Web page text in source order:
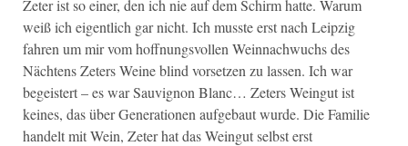
Zeter ist so einer, den ich nie auf dem Schirm hatte. Warum
weiß ich eigentlich gar nicht. Ich musste erst nach Leipzig
fahren um mir vom hoffnungsvollen Weinnachwuchs des
Nächtens Zeters Weine blind vorsetzen zu lassen. Ich war
begeistert – es war Sauvignon Blanc… Zeters Weingut ist
keines, das über Generationen aufgebaut wurde. Die Familie
handelt mit Wein, Zeter hat das Weingut selbst erst